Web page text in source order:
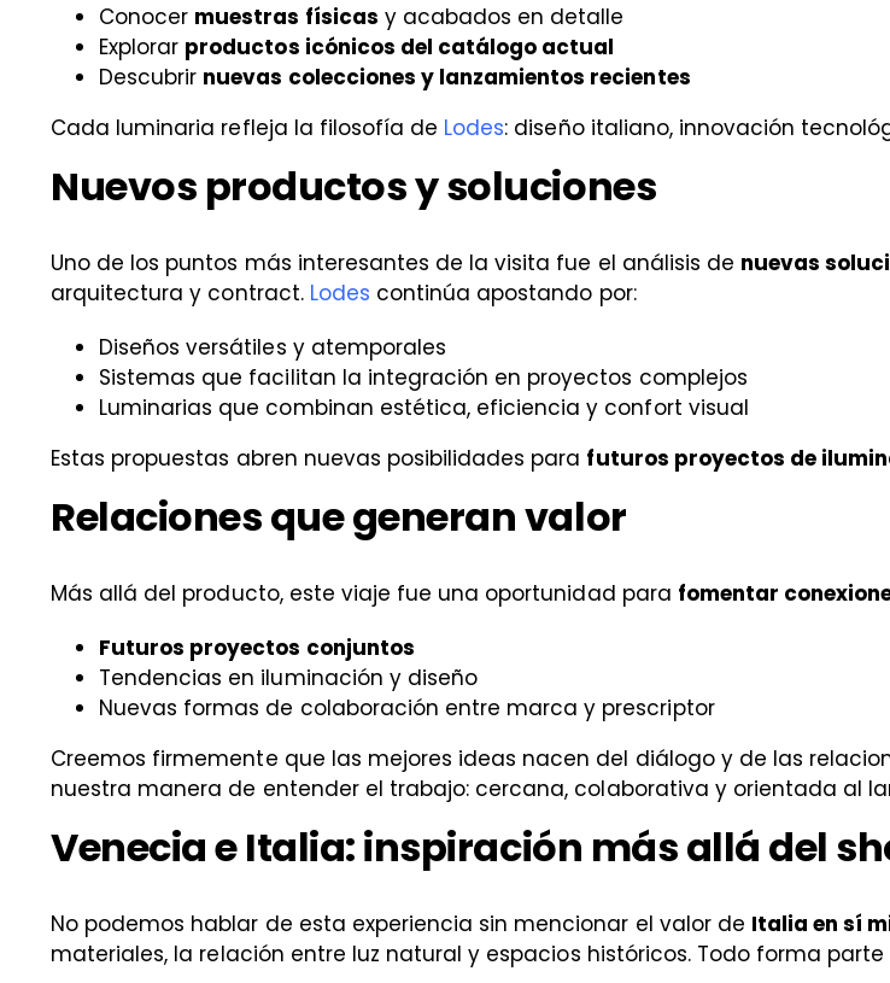
Conocer muestras físicas y acabados en detalle
Explorar productos icónicos del catálogo actual
Descubrir nuevas colecciones y lanzamientos recientes
Cada luminaria refleja la filosofía de Lodes: diseño italiano, innovación
Nuevos productos y soluciones
Uno de los puntos más interesantes de la visita fue el análisis de nuevas
arquitectura y contract. Lodes continúa apostando por:
Diseños versátiles y atemporales
Sistemas que facilitan la integración en proyectos complejos
Luminarias que combinan estética, eficiencia y confort visual
Estas propuestas abren nuevas posibilidades para futuros proyectos de
Relaciones que generan valor
Más allá del producto, este viaje fue una oportunidad para fomentar
Futuros proyectos conjuntos
Tendencias en iluminación y diseño
Nuevas formas de colaboración entre marca y prescriptor
Creemos firmemente que las mejores ideas nacen del diálogo y de las
nuestra manera de entender el trabajo: cercana, colaborativa y orientada al
Venecia e Italia: inspiración más allá del
No podemos hablar de esta experiencia sin mencionar el valor de Italia en sí
materiales, la relación entre luz natural y espacios históricos. Todo forma